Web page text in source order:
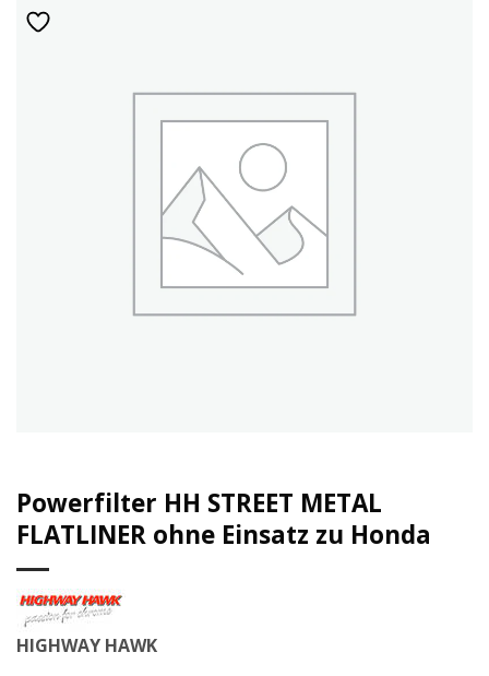
Powerfilter HH STREET METAL
FLATLINER ohne Einsatz zu Honda
HIGHWAY HAWK